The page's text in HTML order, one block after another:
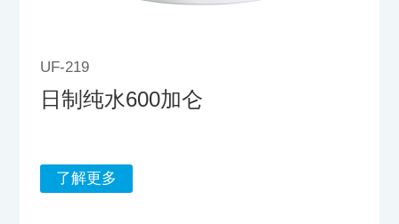
UF-219
日制纯水600加仑
了解更多